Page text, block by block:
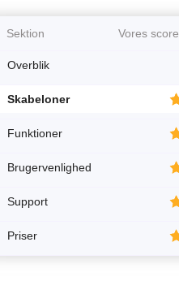
Sektion Vores score
Overblik
Skabeloner
Funktioner
Brugervenlighed
Support
Priser